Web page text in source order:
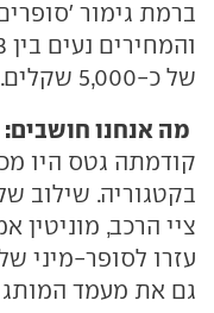
ברמת גימור
של כ-5,000 שקלים.
מה אנחנו חושבים:
קודמתה גטס היו
בקטגוריה. שילוב
ציי הרכב, מוניטין
עזרו לסופר-מיני
גם את מעמד המותג